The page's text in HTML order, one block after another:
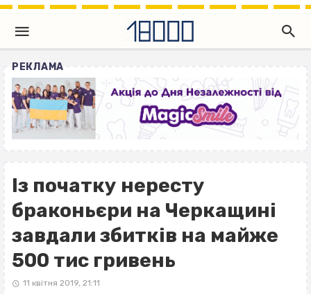
РЕКЛАМА
Із початку нересту
браконьєри на Черкащині
завдали збитків на майже
500 тис гривень
11 квітня 2019, 21:11